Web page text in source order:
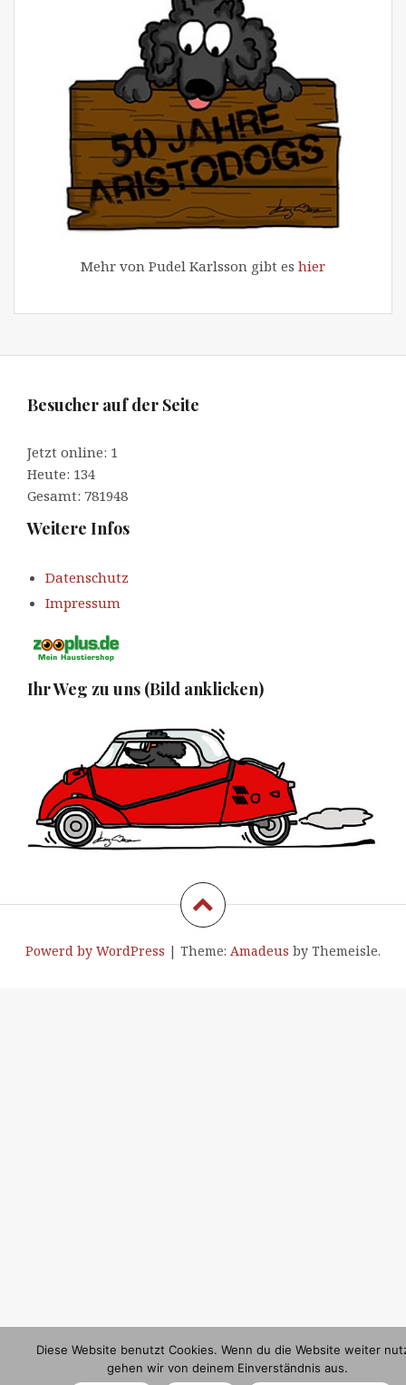
Mehr von Pudel Karlsson gibt es hier
Besucher auf der Seite
Jetzt online: 1
Heute: 134
Gesamt: 781948
Weitere Infos
Datenschutz
Impressum
Ihr Weg zu uns (Bild anklicken)
Powerd by WordPress | Theme: Amadeus by Themeisle.
Diese Website benutzt Cookies. Wenn du die Website weiter
gehen wir von deinem Einverständnis aus.